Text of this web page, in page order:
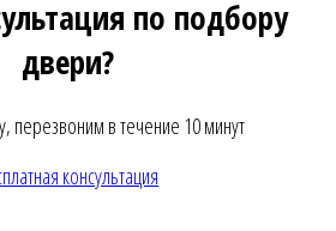
по подбору
двери?
перезвоним в течение 10 минут
консультация